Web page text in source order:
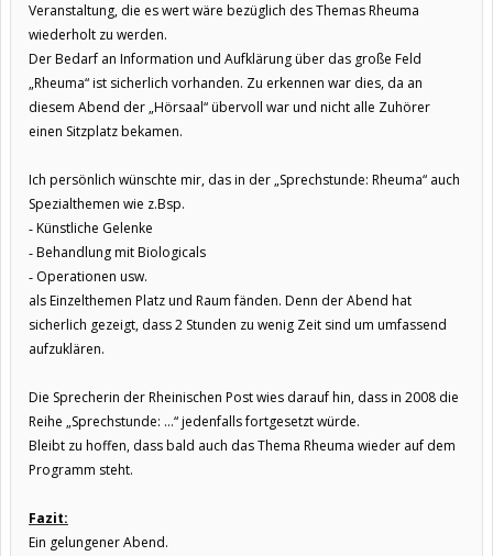
Veranstaltung, die es wert wäre bezüglich des Themas Rheuma
wiederholt zu werden.
Der Bedarf an Information und Aufklärung über das große Feld
„Rheuma“ ist sicherlich vorhanden. Zu erkennen war dies, da an
diesem Abend der „Hörsaal“ übervoll war und nicht alle Zuhörer
einen Sitzplatz bekamen.
Ich persönlich wünschte mir, das in der „Sprechstunde: Rheuma“ auch
Spezialthemen wie z.Bsp.
- Künstliche Gelenke
- Behandlung mit Biologicals
- Operationen usw.
als Einzelthemen Platz und Raum fänden. Denn der Abend hat
sicherlich gezeigt, dass 2 Stunden zu wenig Zeit sind um umfassend
aufzuklären.
Die Sprecherin der Rheinischen Post wies darauf hin, dass in 2008 die
Reihe „Sprechstunde: …“ jedenfalls fortgesetzt würde.
Bleibt zu hoffen, dass bald auch das Thema Rheuma wieder auf dem
Programm steht.
Fazit:
Ein gelungener Abend.